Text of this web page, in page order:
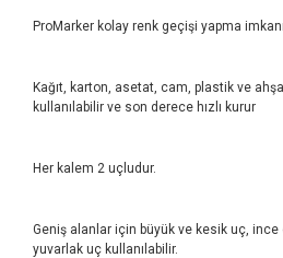
ProMarker kolay renk geçişi yapma
Kağıt, karton, asetat, cam, plastik ve
kullanılabilir ve son derece hızlı kurur
Her kalem 2 uçludur.
Geniş alanlar için büyük ve kesik uç,
yuvarlak uç kullanılabilir.